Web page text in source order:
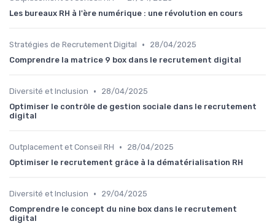
Les bureaux RH à l'ère numérique : une révolution en cours
Stratégies de Recrutement Digital •
28/04/2025
Comprendre la matrice 9 box dans le recrutement digital
Diversité et Inclusion •
28/04/2025
Optimiser le contrôle de gestion sociale dans le recrutement
digital
Outplacement et Conseil RH •
28/04/2025
Optimiser le recrutement grâce à la dématérialisation RH
Diversité et Inclusion •
29/04/2025
Comprendre le concept du nine box dans le recrutement
digital